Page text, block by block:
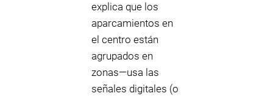
explica que los
aparcamientos en
el centro están
agrupados en
zonas—usa las
señales digitales (o